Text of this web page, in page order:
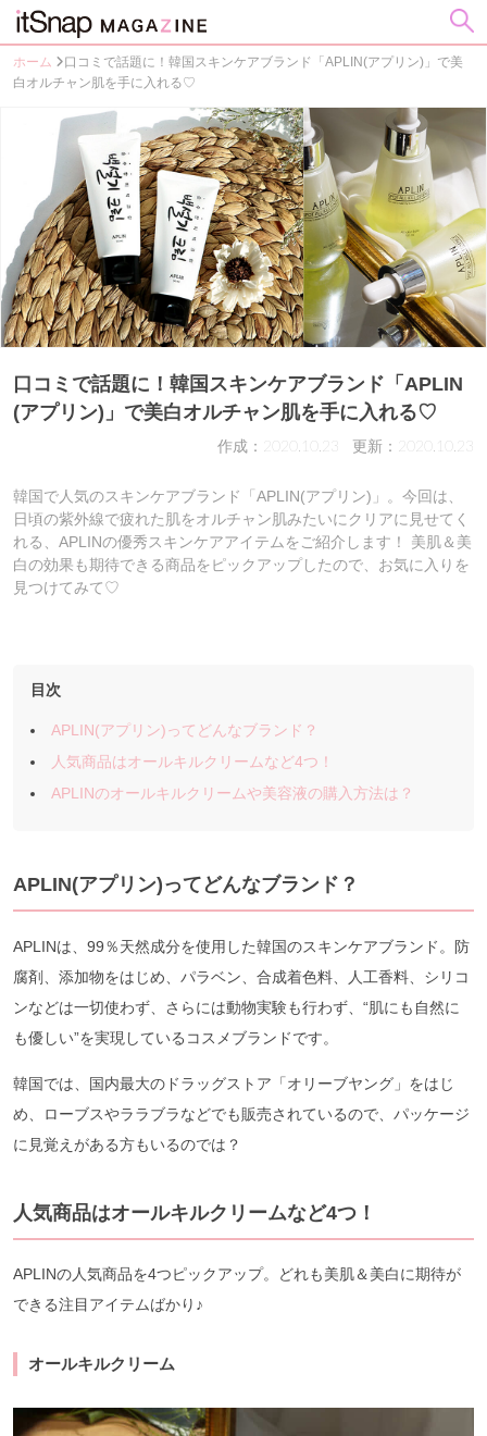
ホーム
口コミで話題に！韓国スキンケアブランド「APLIN(アプリン)」で美
白オルチャン肌を手に入れる♡
口コミで話題に！韓国スキンケアブランド「APLIN
(アプリン)」で美白オルチャン肌を手に入れる♡
作成：2020.10.23 更新：2020.10.23
韓国で人気のスキンケアブランド「APLIN(アプリン)」。今回は、
日頃の紫外線で疲れた肌をオルチャン肌みたいにクリアに見せてく
れる、APLINの優秀スキンケアアイテムをご紹介します！ 美肌＆美
白の効果も期待できる商品をピックアップしたので、お気に入りを
見つけてみて♡
目次
APLIN(アプリン)ってどんなブランド？
人気商品はオールキルクリームなど4つ！
APLINのオールキルクリームや美容液の購入方法は？
APLIN(アプリン)ってどんなブランド？
APLINは、99％天然成分を使用した韓国のスキンケアブランド。防
腐剤、添加物をはじめ、パラベン、合成着色料、人工香料、シリコ
ンなどは一切使わず、さらには動物実験も行わず、“肌にも自然に
も優しい”を実現しているコスメブランドです。
韓国では、国内最大のドラッグストア「オリーブヤング」をはじ
め、ローブスやララブラなどでも販売されているので、パッケージ
に見覚えがある方もいるのでは？
人気商品はオールキルクリームなど4つ！
APLINの人気商品を4つピックアップ。どれも美肌＆美白に期待が
できる注目アイテムばかり♪
オールキルクリーム